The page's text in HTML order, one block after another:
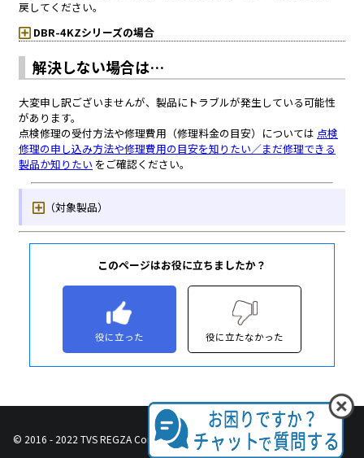
このページはお役に立ちましたか？
役に立った 役に立たなかった
© 2016 - 2022 TVS REGZA Corporation, All Rights Reserved.